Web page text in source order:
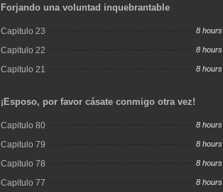
Forjando una voluntad inquebrantable
Capitulo 23 8 hours
Capitulo 22 8 hours
Capitulo 21 8 hours
¡Esposo, por favor cásate conmigo otra vez!
Capitulo 80 8 hours
Capitulo 79 8 hours
Capitulo 78 8 hours
Capitulo 77 8 hours